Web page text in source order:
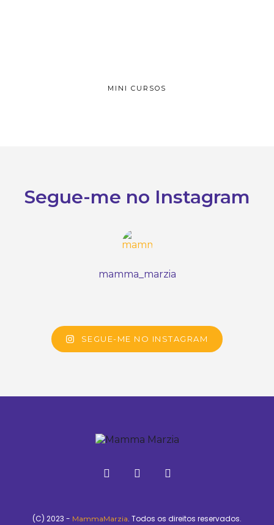
MINI CURSOS
Segue-me no Instagram
mamma_marzia
SEGUE-ME NO INSTAGRAM
(C) 2023 - MammaMarzia. Todos os direitos reservados.